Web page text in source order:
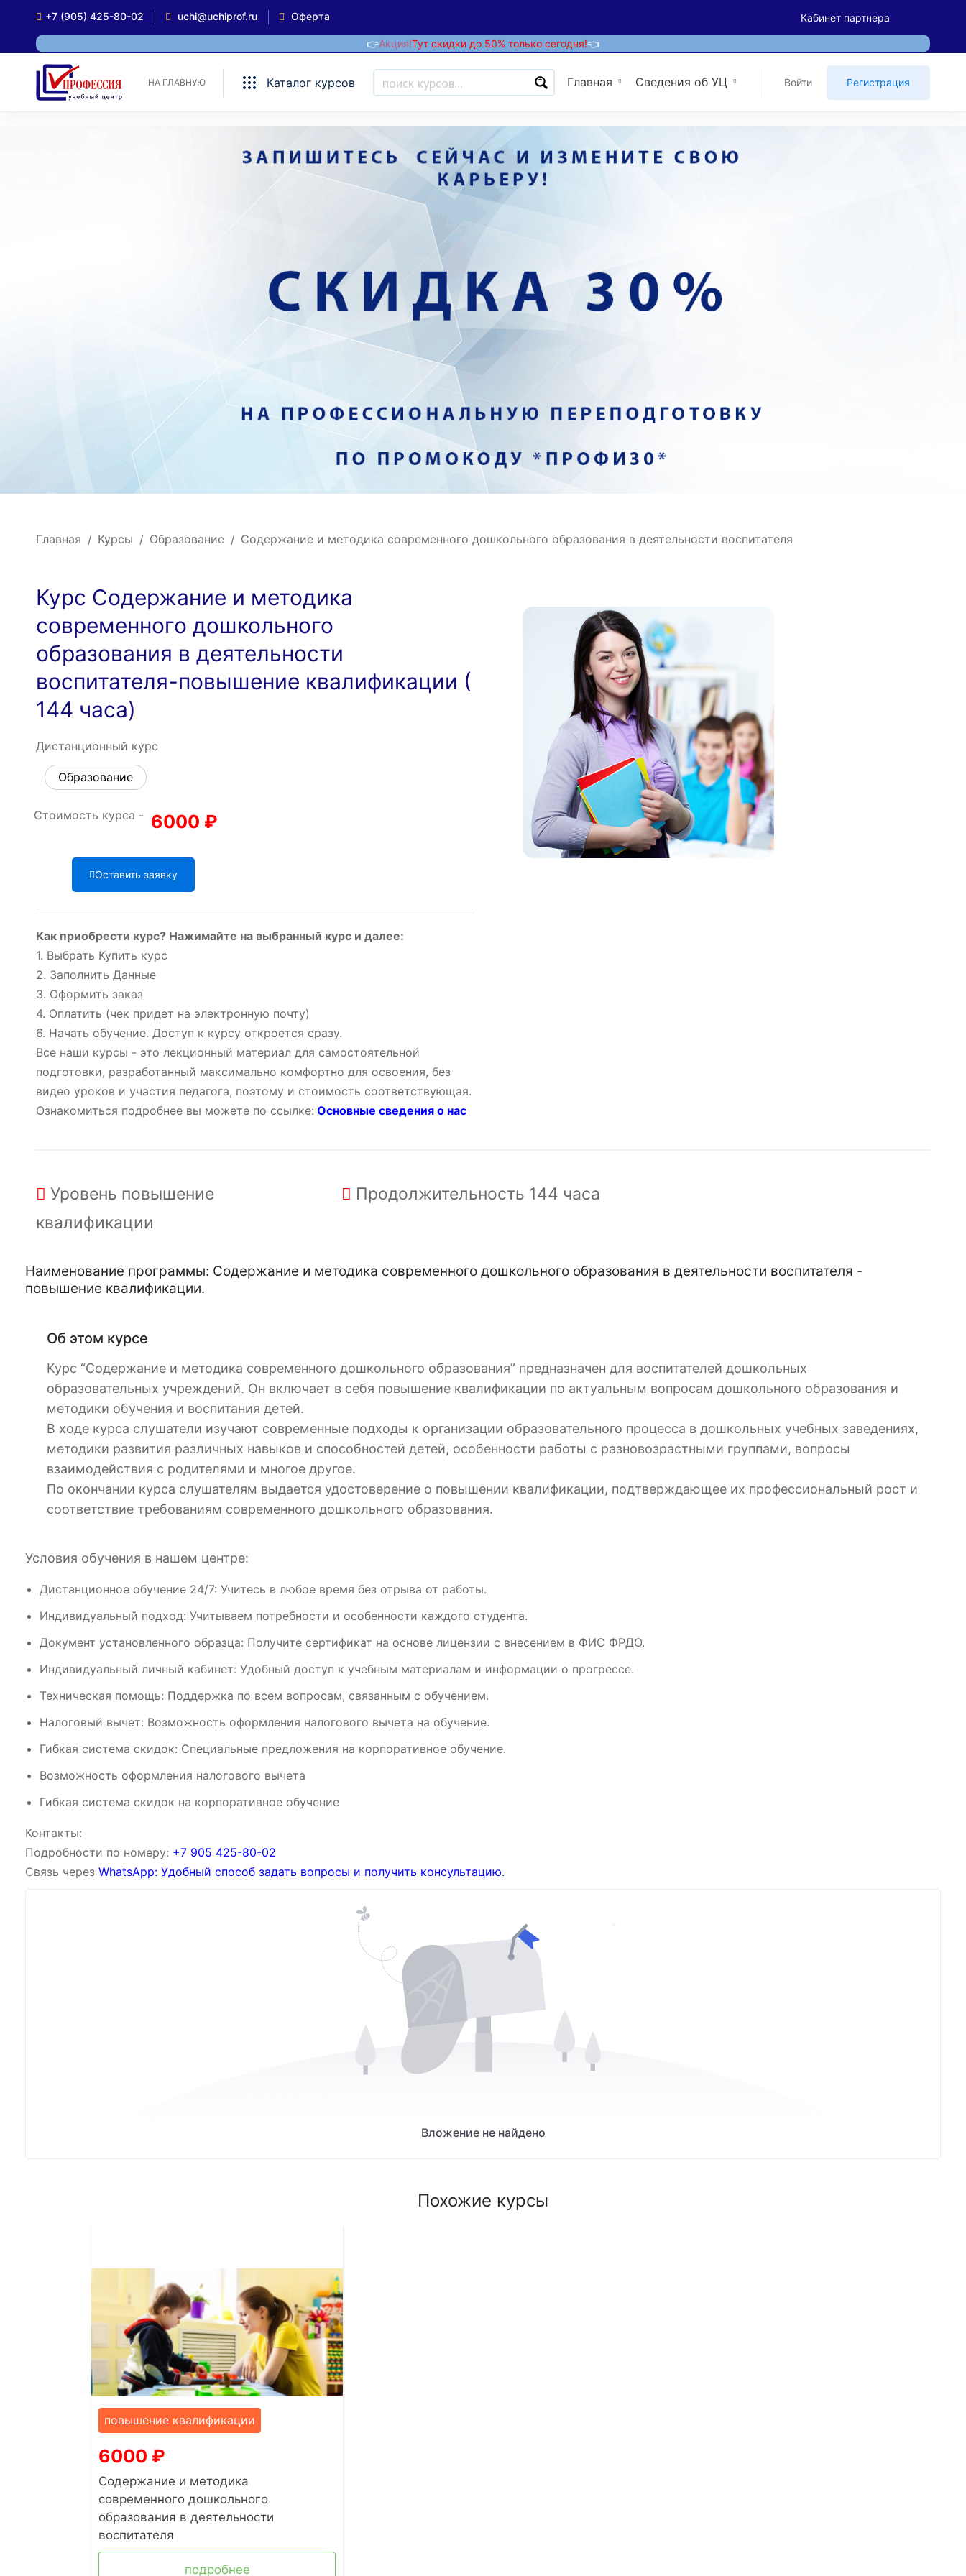
+7 (905) 425-80-02 uchi@uchiprof.ru Оферта Кабинет партнера
👉Акция!Тут скидки до 50% только сегодня!👈
НА ГЛАВНУЮ Каталог курсов Главная Сведения об УЦ Войти Регистрация
Главная Курсы Образование Содержание и методика современного дошкольного образования в деятельности воспитателя
Курс Содержание и методика
современного дошкольного
образования в деятельности
воспитателя-повышение квалификации (
144 часа)
Дистанционный курс
Образование
Стоимость курса - 6000 ₽
Оставить заявку
Как приобрести курс? Нажимайте на выбранный курс и далее:
1. Выбрать Купить курс
2. Заполнить Данные
3. Оформить заказ
4. Оплатить (чек придет на электронную почту)
6. Начать обучение. Доступ к курсу откроется сразу.
Все наши курсы - это лекционный материал для самостоятельной
подготовки, разработанный максимально комфортно для освоения, без
видео уроков и участия педагога, поэтому и стоимость соответствующая.
Ознакомиться подробнее вы можете по ссылке: Основные сведения о нас
Уровень повышение
квалификации
Продолжительность 144 часа
Наименование программы: Содержание и методика современного дошкольного образования в деятельности воспитателя -
повышение квалификации.
Об этом курсе
Курс “Содержание и методика современного дошкольного образования” предназначен для воспитателей дошкольных
образовательных учреждений. Он включает в себя повышение квалификации по актуальным вопросам дошкольного образования и
методики обучения и воспитания детей.
В ходе курса слушатели изучают современные подходы к организации образовательного процесса в дошкольных учебных заведениях,
методики развития различных навыков и способностей детей, особенности работы с разновозрастными группами, вопросы
взаимодействия с родителями и многое другое.
По окончании курса слушателям выдается удостоверение о повышении квалификации, подтверждающее их профессиональный рост и
соответствие требованиям современного дошкольного образования.
Условия обучения в нашем центре:
Дистанционное обучение 24/7: Учитесь в любое время без отрыва от работы.
Индивидуальный подход: Учитываем потребности и особенности каждого студента.
Документ установленного образца: Получите сертификат на основе лицензии с внесением в ФИС ФРДО.
Индивидуальный личный кабинет: Удобный доступ к учебным материалам и информации о прогрессе.
Техническая помощь: Поддержка по всем вопросам, связанным с обучением.
Налоговый вычет: Возможность оформления налогового вычета на обучение.
Гибкая система скидок: Специальные предложения на корпоративное обучение.
Возможность оформления налогового вычета
Гибкая система скидок на корпоративное обучение
Контакты:
Подробности по номеру: ‪‪+7 905 425-80-02‬‬
Связь через WhatsApp: Удобный способ задать вопросы и получить консультацию.
Вложение не найдено
Похожие курсы
повышение квалификации
6000 ₽
Содержание и методика
современного дошкольного
образования в деятельности
воспитателя
подробнее